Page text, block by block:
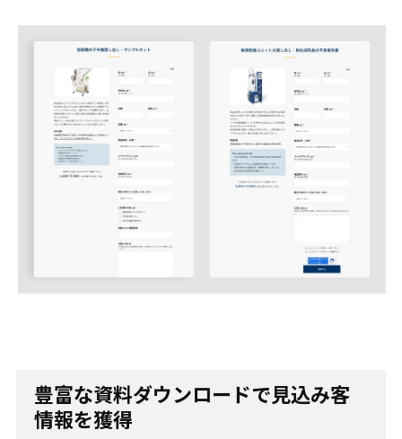
豊富な資料ダウンロードで見込み客
情報を獲得